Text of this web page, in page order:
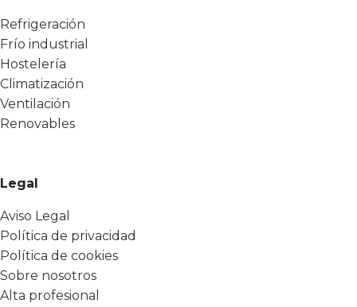
Refrigeración
Frío industrial
Hostelería
Climatización
Ventilación
Renovables
Legal
Aviso Legal
Política de privacidad
Política de cookies
Sobre nosotros
Alta profesional